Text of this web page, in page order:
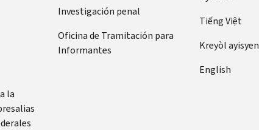
la
Investigación penal
Oficina de Tramitación para
Informantes
Tiếng Việt
Kreyòl ayisyen
English